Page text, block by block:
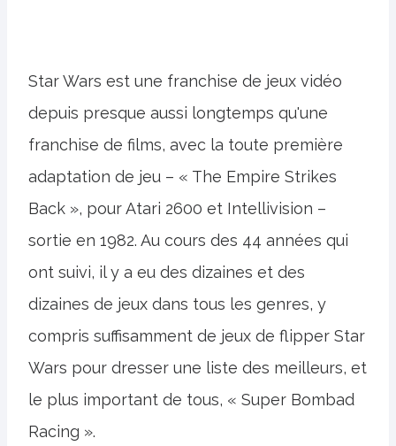
Star Wars est une franchise de jeux vidéo
depuis presque aussi longtemps qu'une
franchise de films, avec la toute première
adaptation de jeu – « The Empire Strikes
Back », pour Atari 2600 et Intellivision –
sortie en 1982. Au cours des 44 années qui
ont suivi, il y a eu des dizaines et des
dizaines de jeux dans tous les genres, y
compris suffisamment de jeux de flipper Star
Wars pour dresser une liste des meilleurs, et
le plus important de tous, « Super Bombad
Racing ».